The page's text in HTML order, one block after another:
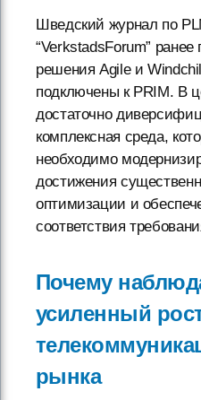
Шведский журнал по
“VerkstadsForum” ранее
решения Agile и
подключены к PRIM. В
достаточно
комплексная среда,
необходимо
достижения
оптимизации и
соответствия
Почему
усиленный
рынка